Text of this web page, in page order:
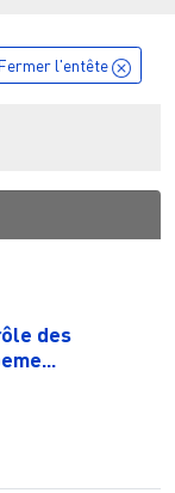
l'entête
des